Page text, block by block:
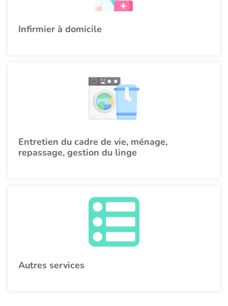
Infirmier à domicile
Entretien du cadre de vie, ménage,
repassage, gestion du linge
Autres services